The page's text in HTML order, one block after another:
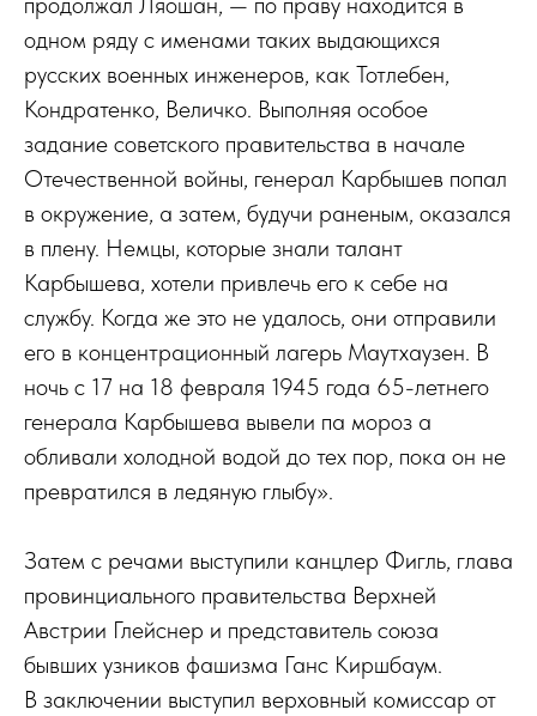
одном ряду с именами таких выдающихся
русских военных инженеров, как Тотлебен,
Кондратенко, Величко. Выполняя особое
задание советского правительства в начале
Отечественной войны, генерал Карбышев попал
в окружение, а затем, будучи раненым, оказался
в плену. Немцы, которые знали талант
Карбышева, хотели привлечь его к себе на
службу. Когда же это не удалось, они отправили
его в концентрационный лагерь Маутхаузен. В
ночь с 17 на 18 февраля 1945 года 65-летнего
генерала Карбышева вывели па мороз а
обливали холодной водой до тех пор, пока он не
превратился в ледяную глыбу».
Затем с речами выступили канцлер Фигль, глава
провинциального правительства Верхней
Австрии Глейснер и представитель союза
бывших узников фашизма Ганс Киршбаум.
В заключении выступил верховный комиссар от